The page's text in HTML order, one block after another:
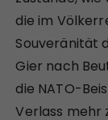
die im
Souveränität
Gier nach
die NATO-
Verlass mehr